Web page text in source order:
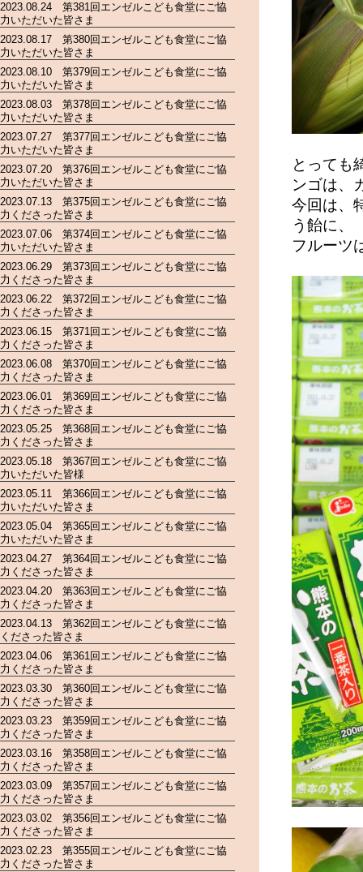
とっても
ンゴは、
今回は、
う飴に、
フルーツ
2023.08.24 第381回エンゼルこども食堂にご協
力いただいた皆さま
2023.08.17 第380回エンゼルこども食堂にご協
力いただいた皆さま
2023.08.10 第379回エンゼルこども食堂にご協
力いただいた皆さま
2023.08.03 第378回エンゼルこども食堂にご協
力いただいた皆さま
2023.07.27 第377回エンゼルこども食堂にご協
力いただいた皆さま
2023.07.20 第376回エンゼルこども食堂にご協
力いただいた皆さま
2023.07.13 第375回エンゼルこども食堂にご協
力くださった皆さま
2023.07.06 第374回エンゼルこども食堂にご協
力いただいた皆さま
2023.06.29 第373回エンゼルこども食堂にご協
力くださった皆さま
2023.06.22 第372回エンゼルこども食堂にご協
力くださった皆さま
2023.06.15 第371回エンゼルこども食堂にご協
力くださった皆さま
2023.06.08 第370回エンゼルこども食堂にご協
力くださった皆さま
2023.06.01 第369回エンゼルこども食堂にご協
力くださった皆さま
2023.05.25 第368回エンゼルこども食堂にご協
力くださった皆さま
2023.05.18 第367回エンゼルこども食堂にご協
力いただいた皆様
2023.05.11 第366回エンゼルこども食堂にご協
力いただいた皆さま
2023.05.04 第365回エンゼルこども食堂にご協
力いただいた皆さま
2023.04.27 第364回エンゼルこども食堂にご協
力くださった皆さま
2023.04.20 第363回エンゼルこども食堂にご協
力くださった皆さま
2023.04.13 第362回エンゼルこども食堂にご協
くださった皆さま
2023.04.06 第361回エンゼルこども食堂にご協
力くださった皆さま
2023.03.30 第360回エンゼルこども食堂にご協
力くださった皆さま
2023.03.23 第359回エンゼルこども食堂にご協
力くださった皆さま
2023.03.16 第358回エンゼルこども食堂にご協
力くださった皆さま
2023.03.09 第357回エンゼルこども食堂にご協
力くださった皆さま
2023.03.02 第356回エンゼルこども食堂にご協
力くださった皆さま
2023.02.23 第355回エンゼルこども食堂にご協
力くださった皆さま